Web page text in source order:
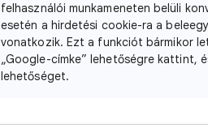
felhasználói munkameneten belüli
esetén a hirdetési cookie-ra a
vonatkozik. Ezt a funkciót bármikor
„Google-címke” lehetőségre kattint,
lehetőséget.